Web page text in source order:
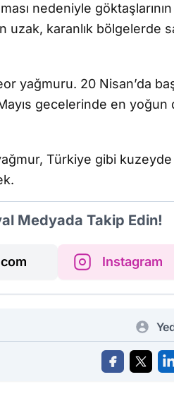
nedeniyle göktaşlarının
uzak, karanlık bölgelerde
yağmuru. 20 Nisan’da
gecelerinde en yoğun
Türkiye gibi
Medyada Takip Edin!
Instagram